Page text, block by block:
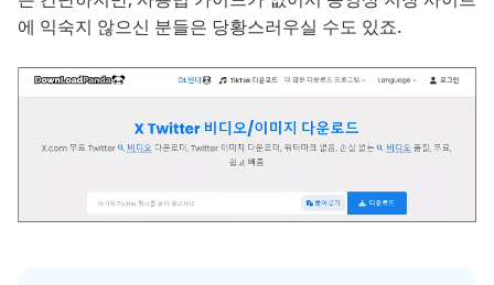
에 익숙지 않으신 분들은 당황스러우실 수도 있죠.